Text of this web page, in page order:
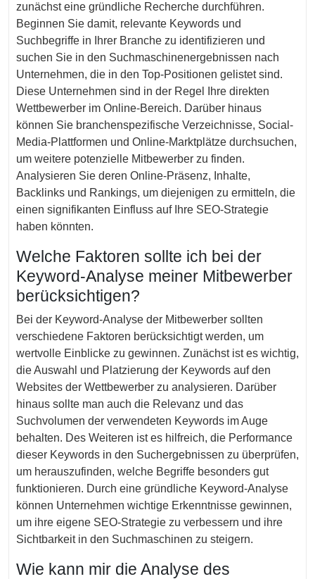
zunächst eine gründliche Recherche durchführen.
Beginnen Sie damit, relevante Keywords und
Suchbegriffe in Ihrer Branche zu identifizieren und
suchen Sie in den Suchmaschinenergebnissen nach
Unternehmen, die in den Top-Positionen gelistet sind.
Diese Unternehmen sind in der Regel Ihre direkten
Wettbewerber im Online-Bereich. Darüber hinaus
können Sie branchenspezifische Verzeichnisse, Social-
Media-Plattformen und Online-Marktplätze durchsuchen,
um weitere potenzielle Mitbewerber zu finden.
Analysieren Sie deren Online-Präsenz, Inhalte,
Backlinks und Rankings, um diejenigen zu ermitteln, die
einen signifikanten Einfluss auf Ihre SEO-Strategie
haben könnten.
Welche Faktoren sollte ich bei der
Keyword-Analyse meiner Mitbewerber
berücksichtigen?
Bei der Keyword-Analyse der Mitbewerber sollten
verschiedene Faktoren berücksichtigt werden, um
wertvolle Einblicke zu gewinnen. Zunächst ist es wichtig,
die Auswahl und Platzierung der Keywords auf den
Websites der Wettbewerber zu analysieren. Darüber
hinaus sollte man auch die Relevanz und das
Suchvolumen der verwendeten Keywords im Auge
behalten. Des Weiteren ist es hilfreich, die Performance
dieser Keywords in den Suchergebnissen zu überprüfen,
um herauszufinden, welche Begriffe besonders gut
funktionieren. Durch eine gründliche Keyword-Analyse
können Unternehmen wichtige Erkenntnisse gewinnen,
um ihre eigene SEO-Strategie zu verbessern und ihre
Sichtbarkeit in den Suchmaschinen zu steigern.
Wie kann mir die Analyse des